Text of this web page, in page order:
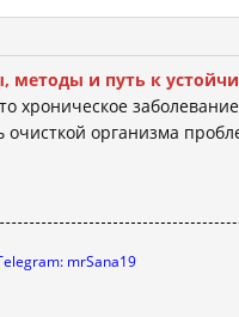
методы и путь к
хроническое
организма
mrSana19